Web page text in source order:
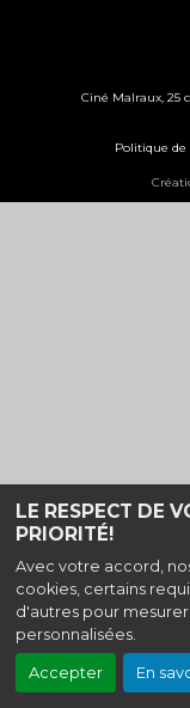
LE RESPECT DE
PRIORITÉ!
Avec votre accord,
cookies, certains
d'autres pour
personnalisées.
Accepter En
Ciné Malraux, 25
Politique